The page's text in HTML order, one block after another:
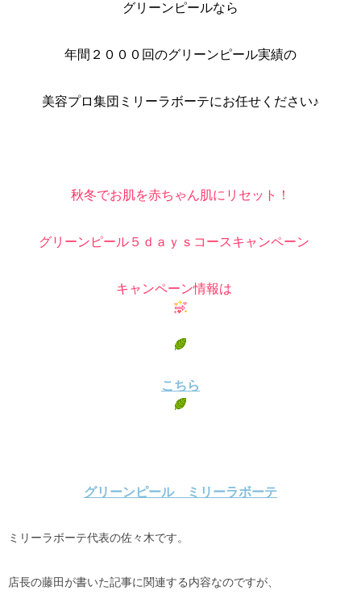
グリーンピールなら
年間２０００回のグリーンピール実績の
美容プロ集団ミリーラボーテにお任せください♪
秋冬でお肌を赤ちゃん肌にリセット！
グリーンピール５ｄａｙｓコースキャンペーン
キャンペーン情報は
こちら
グリーンピール ミリーラボーテ
ミリーラボーテ代表の佐々木です。
店長の藤田が書いた記事に関連する内容なのですが、